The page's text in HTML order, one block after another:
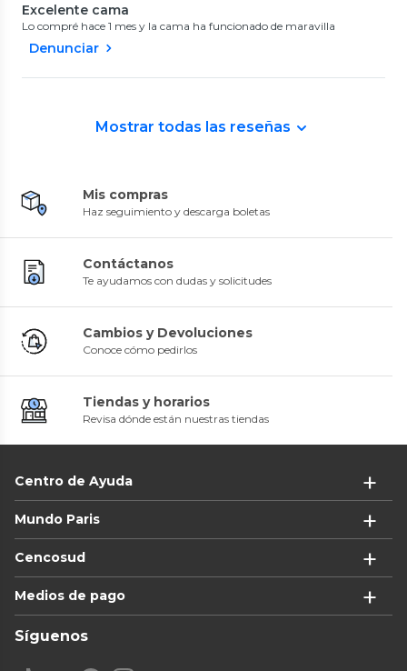
Excelente cama
Lo compré hace 1 mes y la cama ha funcionado de maravilla
Denunciar
Mostrar todas las reseñas
Mis compras
Haz seguimiento y descarga boletas
Contáctanos
Te ayudamos con dudas y solicitudes
Cambios y Devoluciones
Conoce cómo pedirlos
Tiendas y horarios
Revisa dónde están nuestras tiendas
Centro de Ayuda
Mundo Paris
Cencosud
Medios de pago
Síguenos